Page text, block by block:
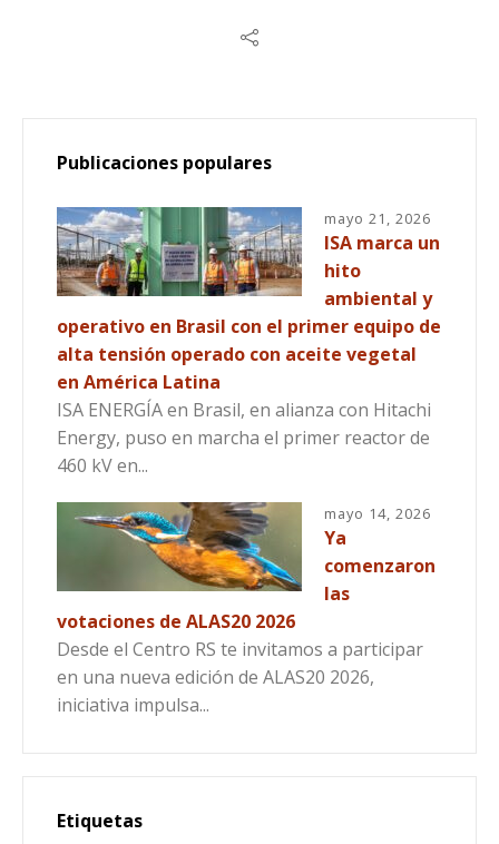
Publicaciones populares
mayo 21, 2026
ISA marca un
hito
ambiental y
operativo en Brasil con el primer equipo de
alta tensión operado con aceite vegetal
en América Latina
ISA ENERGÍA en Brasil, en alianza con Hitachi
Energy, puso en marcha el primer reactor de
460 kV en...
mayo 14, 2026
Ya
comenzaron
las
votaciones de ALAS20 2026
Desde el Centro RS te invitamos a participar
en una nueva edición de ALAS20 2026,
iniciativa impulsa...
Etiquetas